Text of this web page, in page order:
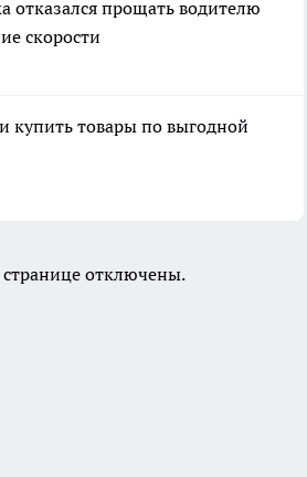
отказался прощать водителю
скорости
и купить товары по выгодной
отключены.